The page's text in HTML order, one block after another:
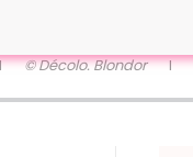
© Décolo. Blondor